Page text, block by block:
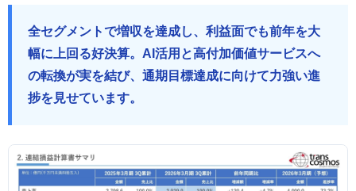
全セグメントで増収を達成し、利益面でも前年を大
幅に上回る好決算。AI活用と高付加価値サービスへ
の転換が実を結び、通期目標達成に向けて力強い進
捗を見せています。